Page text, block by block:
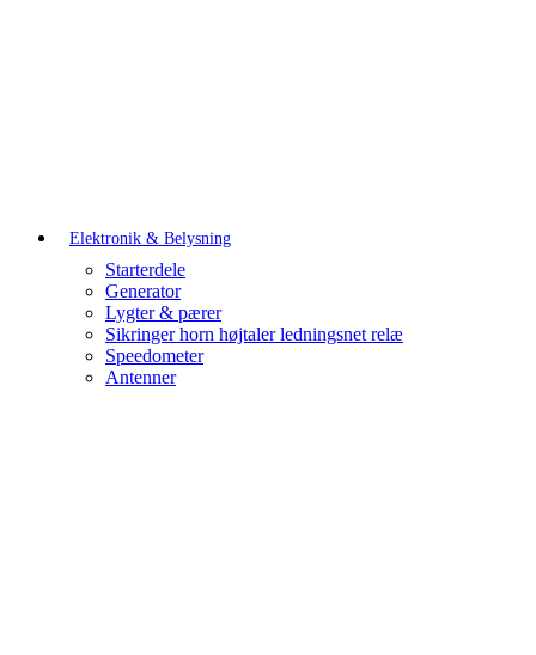
Elektronik & Belysning
Starterdele
Generator
Lygter & pærer
Sikringer horn højtaler ledningsnet relæ
Speedometer
Antenner